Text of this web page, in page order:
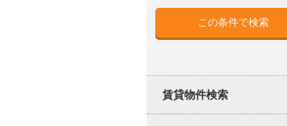
賃貸物件検索